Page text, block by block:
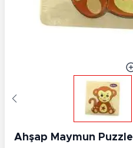
Ahşap Maymun Puzzle